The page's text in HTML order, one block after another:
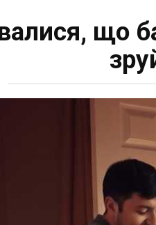
що